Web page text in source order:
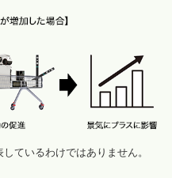
ているわけではありません。